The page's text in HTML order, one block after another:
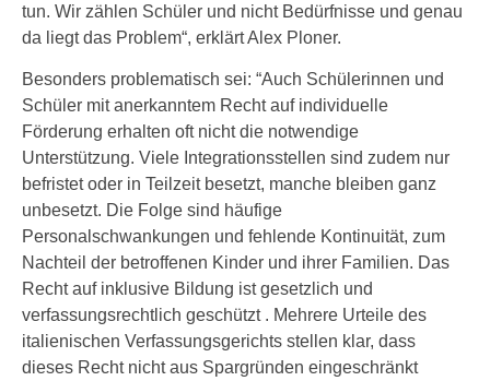
tun. Wir zählen Schüler und nicht Bedürfnisse und genau
da liegt das Problem“, erklärt Alex Ploner.
Besonders problematisch sei: “Auch Schülerinnen und
Schüler mit anerkanntem Recht auf individuelle
Förderung erhalten oft nicht die notwendige
Unterstützung. Viele Integrationsstellen sind zudem nur
befristet oder in Teilzeit besetzt, manche bleiben ganz
unbesetzt. Die Folge sind häufige
Personalschwankungen und fehlende Kontinuität, zum
Nachteil der betroffenen Kinder und ihrer Familien. Das
Recht auf inklusive Bildung ist gesetzlich und
verfassungsrechtlich geschützt . Mehrere Urteile des
italienischen Verfassungsgerichts stellen klar, dass
dieses Recht nicht aus Spargründen eingeschränkt